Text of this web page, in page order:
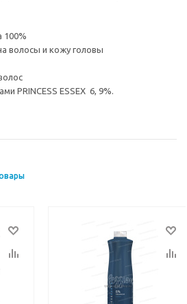
100%
волосы и кожу головы
PRINCESS ESSEX 6, 9%.